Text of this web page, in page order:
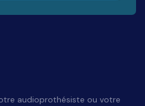
audioprothésiste ou votre